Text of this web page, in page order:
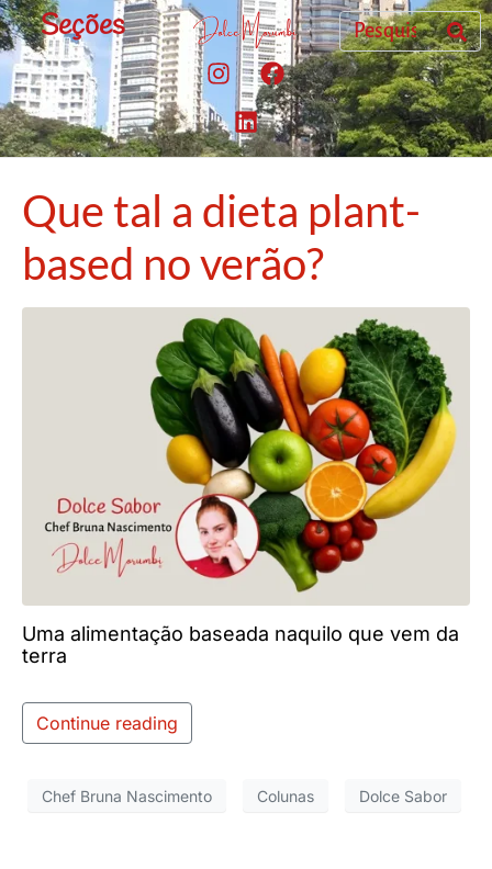
Seções
Que tal a dieta plant-
based no verão?
Uma alimentação baseada naquilo que vem da
terra
Continue reading
Chef Bruna Nascimento Colunas Dolce Sabor